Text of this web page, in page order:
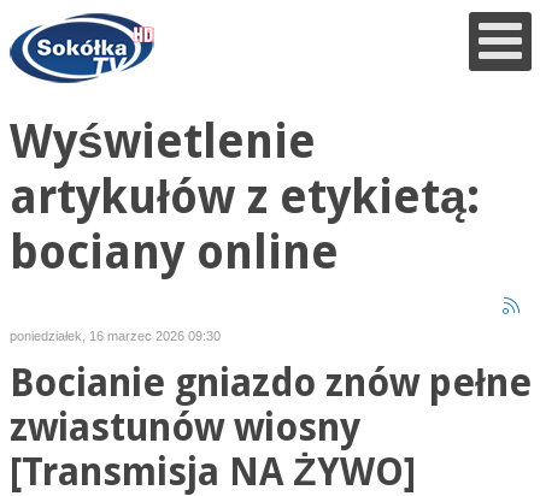
Wyświetlenie
artykułów z etykietą:
bociany online
poniedziałek, 16 marzec 2026 09:30
Bocianie gniazdo znów pełne
zwiastunów wiosny
[Transmisja NA ŻYWO]